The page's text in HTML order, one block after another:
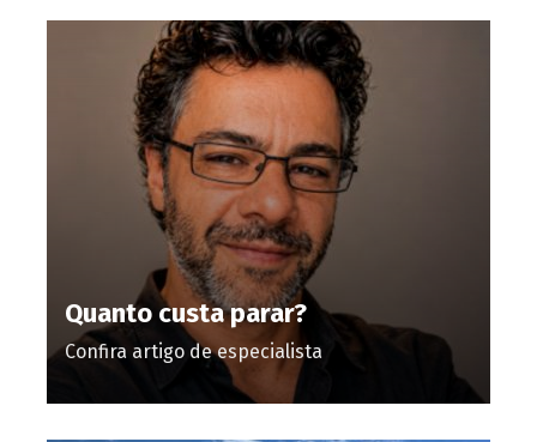
Quanto custa parar?
Confira artigo de especialista